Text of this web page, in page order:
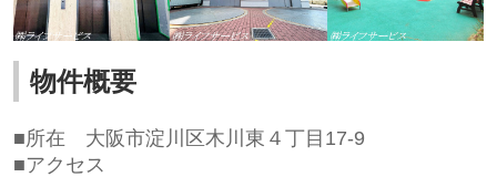
物件概要
■所在 大阪市淀川区木川東４丁目17-9
■アクセス